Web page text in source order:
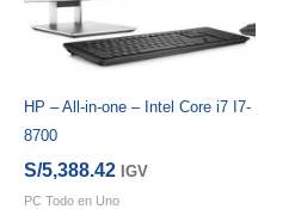
HP – All-in-one – Intel Core i7 I7-
8700
S/5,388.42 IGV
PC Todo en Uno